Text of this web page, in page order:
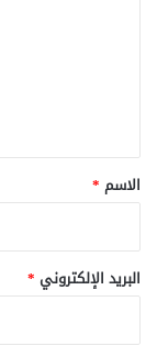
*
الاسم *
البريد الإلكتروني *